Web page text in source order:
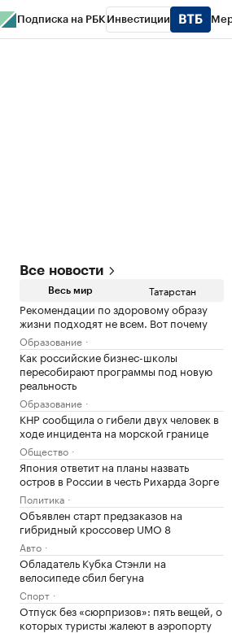
Подписка на РБК Инвестиции
Все новости
Весь мир Татарстан
Рекомендации по здоровому образу
жизни подходят не всем. Вот почему
Образование
Как российские бизнес-школы
пересобирают программы под новую
реальность
Образование
КНР сообщила о гибели двух человек в
ходе инцидента на морской границе
Общество
Япония ответит на планы назвать
остров в России в честь Рихарда Зорге
Политика
Объявлен старт предзаказов на
гибридный кроссовер UMO 8
Авто
Обладатель Кубка Стэнли на
велосипеде сбил бегуна
Спорт
Отпуск без «сюрпризов»: пять вещей, о
которых туристы жалеют в аэропорту